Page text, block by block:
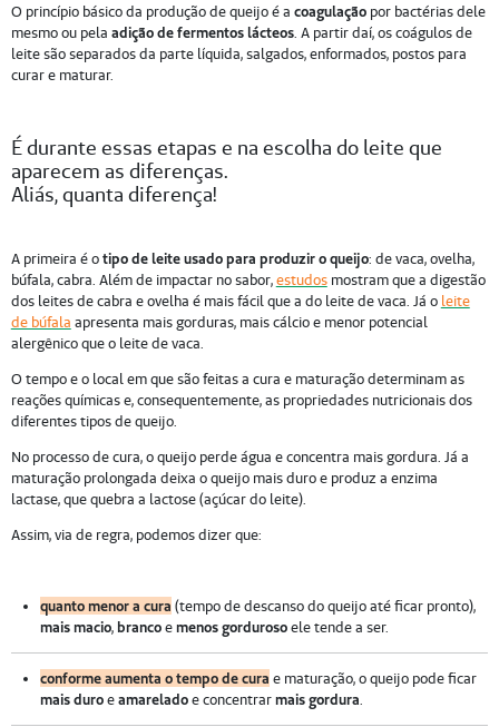
O princípio básico da produção de queijo é a coagulaçãopor bactérias dele
mesmo ou pela adição de fermentos lácteos. A partir daí, os coágulos de
leite são separados da parte líquida, salgados, enformados, postos para
curar e maturar.
É durante essas etapas e na escolha do leite que
aparecem as diferenças.
Aliás, quanta diferença!
A primeira é otipo de leite usado para produzir o queijo: de vaca, ovelha,
búfala, cabra. Além de impactar no sabor,estudosmostram que a digestão
dos leites de cabra e ovelha é mais fácil que a do leite de vaca. Já o leite
de búfala apresenta mais gorduras, mais cálcio e menor potencial
alergênico que o leite de vaca.
O tempo e o local em que são feitas a cura e maturação determinam as
reações químicas e, consequentemente, as propriedades nutricionais dos
diferentes tipos de queijo.
No processo de cura, o queijo perde água e concentra mais gordura. Já a
maturação prolongada deixa o queijo mais duro e produz a enzima
lactase, que quebra a lactose (açúcar do leite).
Assim, via de regra, podemos dizer que:
quanto menor a cura (tempo de descanso do queijo até ficar pronto),
mais macio,brancoemenos gordurosoele tende a ser.
conforme aumenta o tempo de cura e maturação, o queijo pode ficar
mais duroeamareladoe concentrarmais gordura.